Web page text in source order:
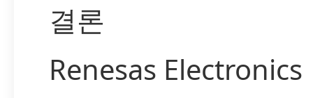
결론
Renesas Electronics